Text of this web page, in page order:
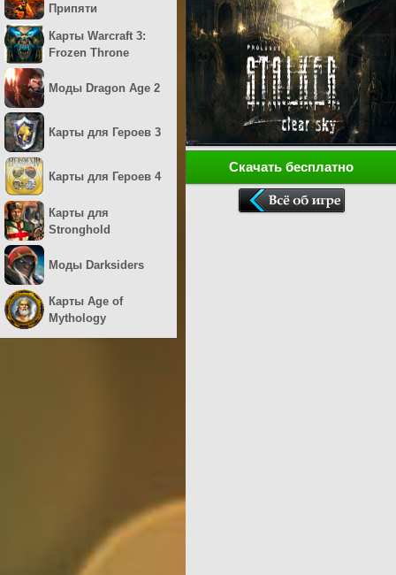
Скачать бесплатно
Припяти
Карты Warcraft 3:
Frozen Throne
Моды Dragon Age 2
Карты для Героев 3
Карты для Героев 4
Карты для
Stronghold
Моды Darksiders
Карты Age of
Mythology